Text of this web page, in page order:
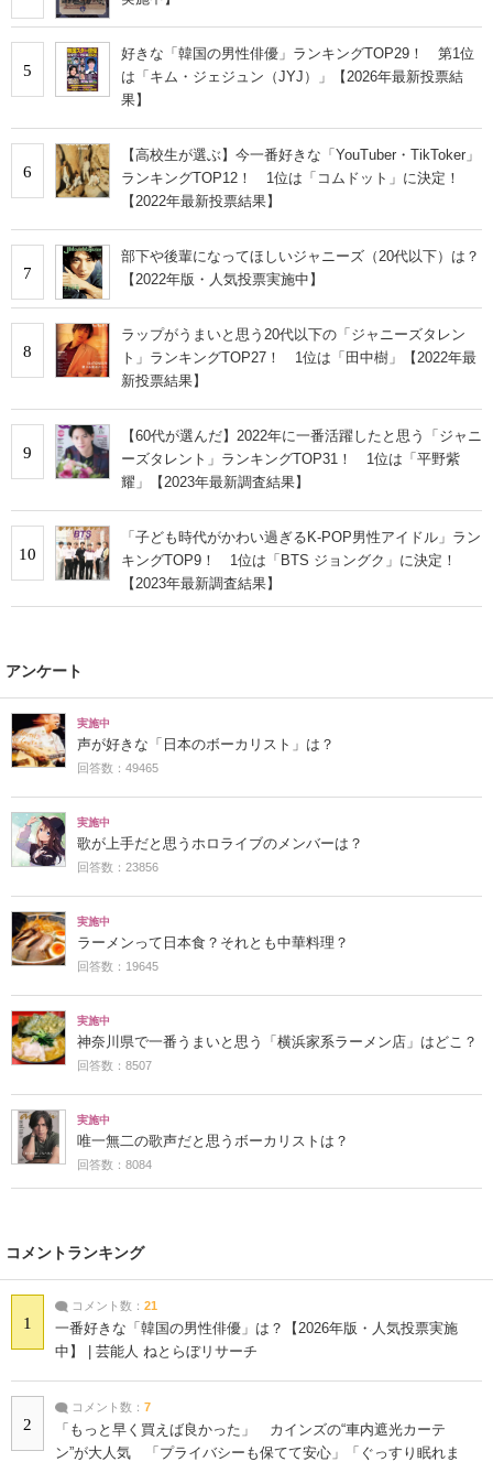
5
好きな「韓国の男性俳優」ランキングTOP29！ 第1位
は「キム・ジェジュン（JYJ）」【2026年最新投票結
果】
6
【高校生が選ぶ】今一番好きな「YouTuber・TikToker」
ランキングTOP12！ 1位は「コムドット」に決定！
【2022年最新投票結果】
7
部下や後輩になってほしいジャニーズ（20代以下）は？
【2022年版・人気投票実施中】
8
ラップがうまいと思う20代以下の「ジャニーズタレン
ト」ランキングTOP27！ 1位は「田中樹」【2022年最
新投票結果】
9
【60代が選んだ】2022年に一番活躍したと思う「ジャニ
ーズタレント」ランキングTOP31！ 1位は「平野紫
耀」【2023年最新調査結果】
10
「子ども時代がかわい過ぎるK-POP男性アイドル」ラン
キングTOP9！ 1位は「BTS ジョングク」に決定！
【2023年最新調査結果】
アンケート
実施中
声が好きな「日本のボーカリスト」は？
回答数：49465
実施中
歌が上手だと思うホロライブのメンバーは？
回答数：23856
実施中
ラーメンって日本食？それとも中華料理？
回答数：19645
実施中
神奈川県で一番うまいと思う「横浜家系ラーメン店」はどこ？
回答数：8507
実施中
唯一無二の歌声だと思うボーカリストは？
回答数：8084
コメントランキング
1
コメント数： 21
一番好きな「韓国の男性俳優」は？【2026年版・人気投票実施
中】 | 芸能人 ねとらぼリサーチ
2
コメント数： 7
「もっと早く買えば良かった」 カインズの“車内遮光カーテ
ン”が大人気 「プライバシーも保てて安心」「ぐっすり眠れま